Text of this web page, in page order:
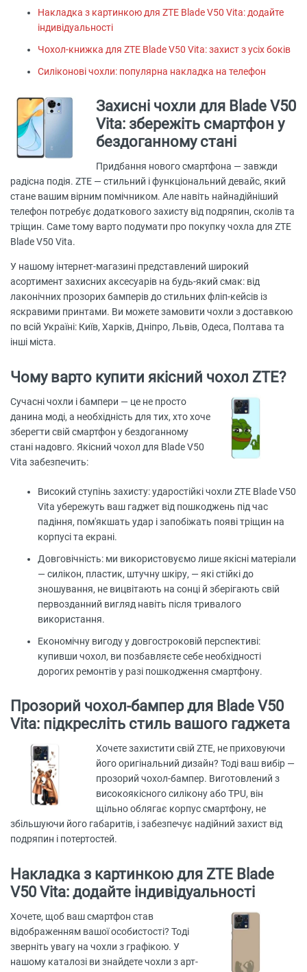
Накладка з картинкою для ZTE Blade V50 Vita: додайте
індивідуальності
Чохол-книжка для ZTE Blade V50 Vita: захист з усіх боків
Силіконові чохли: популярна накладка на телефон
Захисні чохли для Blade V50
Vita: збережіть смартфон у
бездоганному стані
Придбання нового смартфона — завжди
радісна подія. ZTE — стильний і функціональний девайс, який
стане вашим вірним помічником. Але навіть найнадійніший
телефон потребує додаткового захисту від подряпин, сколів та
тріщин. Саме тому варто подумати про покупку чохла для ZTE
Blade V50 Vita.
У нашому інтернет-магазині представлений широкий
асортимент захисних аксесуарів на будь-який смак: від
лаконічних прозорих бамперів до стильних фліп-кейсів із
яскравими принтами. Ви можете замовити чохли з доставкою
по всій Україні: Київ, Харків, Дніпро, Львів, Одеса, Полтава та
інші міста.
Чому варто купити якісний чохол ZTE?
Сучасні чохли і бампери — це не просто
данина моді, а необхідність для тих, хто хоче
зберегти свій смартфон у бездоганному
стані надовго. Якісний чохол для Blade V50
Vita забезпечить:
Високий ступінь захисту: ударостійкі чохли ZTE Blade V50
Vita убережуть ваш гаджет від пошкоджень під час
падіння, пом'якшать удар і запобіжать появі тріщин на
корпусі та екрані.
Довговічність: ми використовуємо лише якісні матеріали
— силікон, пластик, штучну шкіру, — які стійкі до
зношування, не вицвітають на сонці й зберігають свій
первозданний вигляд навіть після тривалого
використання.
Економічну вигоду у довгостроковій перспективі:
купивши чохол, ви позбавляєте себе необхідності
дорогих ремонтів у разі пошкодження смартфону.
Прозорий чохол-бампер для Blade V50
Vita: підкресліть стиль вашого гаджета
Хочете захистити свій ZTE, не приховуючи
його оригінальний дизайн? Тоді ваш вибір —
прозорий чохол-бампер. Виготовлений з
високоякісного силікону або TPU, він
щільно облягає корпус смартфону, не
збільшуючи його габаритів, і забезпечує надійний захист від
подряпин і потертостей.
Накладка з картинкою для ZTE Blade
V50 Vita: додайте індивідуальності
Хочете, щоб ваш смартфон став
відображенням вашої особистості? Тоді
зверніть увагу на чохли з графікою. У
нашому каталозі ви знайдете чохли з арт-